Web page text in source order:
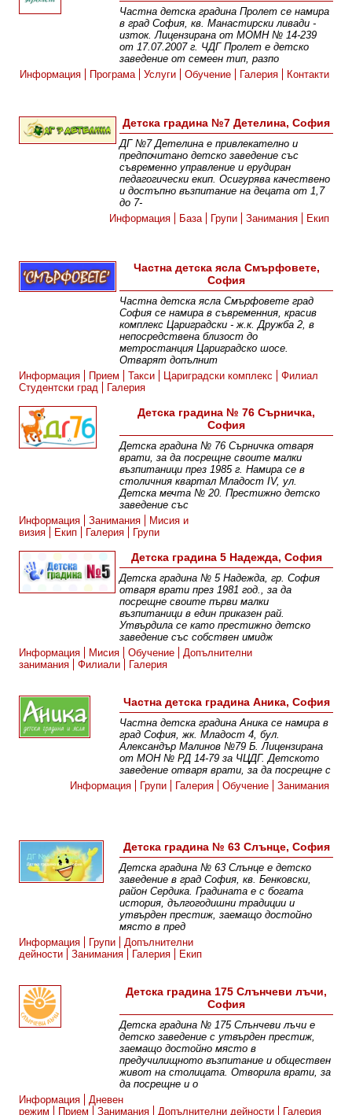
Частна детска градина Пролет се намира
в град София, кв. Манастирски ливади -
изток. Лицензирана от МОМН № 14-239
от 17.07.2007 г. ЧДГ Пролет е детско
заведение от семеен тип, разпо
Информация
Програма Услуги Обучение Галерия Контакти
Детска градина №7 Детелина, София
ДГ №7 Детелина е привлекателно и
предпочитано детско заведение със
съвременно управление и ерудиран
педагогически екип. Осигурява качествено
и достъпно възпитание на децата от 1,7
до 7-
Информация
База Групи Занимания Екип
Частна детска ясла Смърфовете,
София
Частна детска ясла Смърфовете град
София се намира в съвременния, красив
комплекс Цариградски - ж.к. Дружба 2, в
непосредствена близост до
метростанция Цариградско шосе.
Отварят допълнит
Информация
Прием Такси Цариградски комплекс
Филиал
Студентски град
Галерия
Детска градина № 76 Сърничка,
София
Детска градина № 76 Сърничка отваря
врати, за да посрещне своите малки
възпитаници през 1985 г. Намира се в
столичния квартал Младост IV, ул.
Детска мечта № 20. Престижно детско
заведение със
Информация
Занимания
Мисия и
визия
Екип Галерия Групи
Детска градина 5 Надежда, София
Детска градина № 5 Надежда, гр. София
отваря врати през 1981 год., за да
посрещне своите първи малки
възпитаници в един приказен рай.
Утвърдила се като престижно детско
заведение със собствен имидж
Информация
Мисия Обучение
Допълнителни
занимания
Филиали Галерия
Частна детска градина Аника, София
Частна детска градина Аника се намира в
град София, жк. Младост 4, бул.
Александър Малинов №79 Б. Лицензирана
от МОН № РД 14-79 за ЧЦДГ. Детското
заведение отваря врати, за да посрещне с
Информация
Групи Галерия Обучение Занимания
Детска градина № 63 Слънце, София
Детска градина № 63 Слънце е детско
заведение в град София, кв. Бенковски,
район Сердика. Градината е с богата
история, дългогодишни традиции и
утвърден престиж, заемащо достойно
място в пред
Информация
Групи
Допълнителни
дейности
Занимания Галерия Екип
Детска градина 175 Слънчеви лъчи,
София
Детска градина № 175 Слънчеви лъчи e
детско заведение с утвърден престиж,
заемащо достойно място в
предучилищното възпитание и обществен
живот на столицата. Отворила врати, за
да посрещне и о
Информация
Дневен
режим
Прием Занимания Допълнителни дейности Галерия